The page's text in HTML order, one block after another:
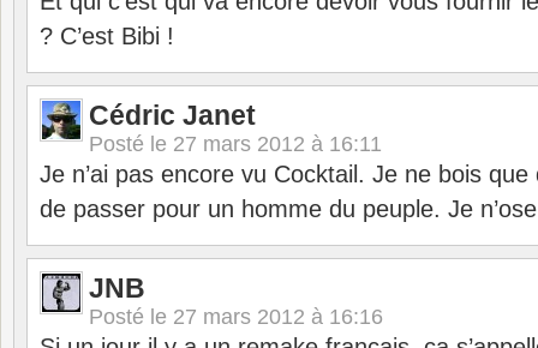
? C’est Bibi !
Cédric Janet
Posté le 27 mars 2012 à 16:11
Je n’ai pas encore vu Cocktail. Je ne bois que
de passer pour un homme du peuple. Je
JNB
Posté le 27 mars 2012 à 16:16